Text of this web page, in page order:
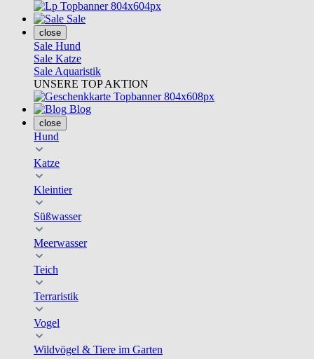
Sale
close
Sale Hund
Sale Katze
Sale Aquaristik
UNSERE TOP AKTION
Blog
close
Hund
Katze
Kleintier
Süßwasser
Meerwasser
Teich
Terraristik
Vogel
Wildvögel & Tiere im Garten